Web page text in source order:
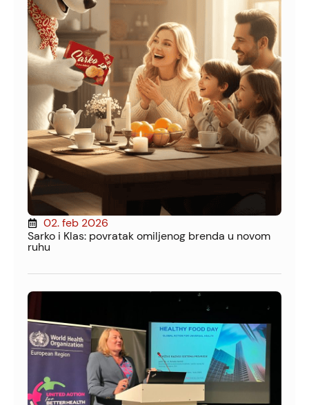
02. feb 2026
Sarko i Klas: povratak omiljenog brenda u novom
ruhu